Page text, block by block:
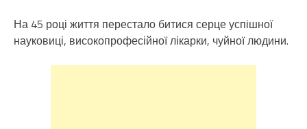
На 45 році життя перестало битися серце успішної
науковиці, високопрофесійної лікарки, чуйної людини.